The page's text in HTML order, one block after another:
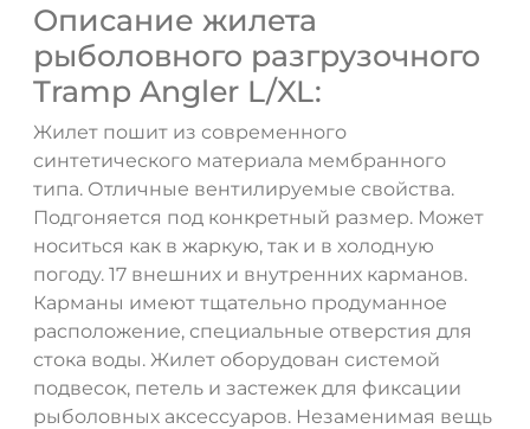
Описание жилета
рыболовного разгрузочного
Tramp Angler L/XL:
Жилет пошит из современного
синтетического материала мембранного
типа. Отличные вентилируемые свойства.
Подгоняется под конкретный размер. Может
носиться как в жаркую, так и в холодную
погоду. 17 внешних и внутренних карманов.
Карманы имеют тщательно продуманное
расположение, специальные отверстия для
стока воды. Жилет оборудован системой
подвесок, петель и застежек для фиксации
рыболовных аксессуаров. Незаменимая вещь
ДА НЕТ